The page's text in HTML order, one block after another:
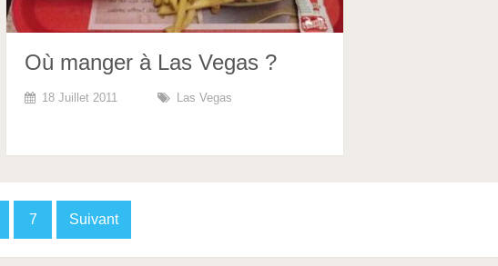
Où manger à Las Vegas ?
18 Juillet 2011 Las Vegas
7 Suivant